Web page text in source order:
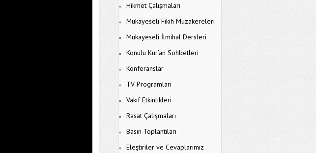
Hikmet Çalışmaları
Mukayeseli Fıkıh Müzakereleri
Mukayeseli İlmihal Dersleri
Konulu Kur’an Sohbetleri
Konferanslar
TV Programları
Vakıf Etkinlikleri
Rasat Çalışmaları
Basın Toplantıları
Eleştiriler ve Cevaplarımız